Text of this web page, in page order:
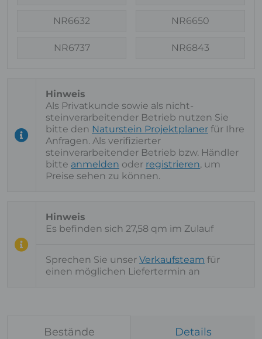
NR6632 NR6650
NR6737 NR6843
Als Privatkunde sowie als nicht-
steinverarbeitender Betrieb nutzen Sie
bitte den Naturstein Projektplaner für Ihre
Anfragen. Als verifizierter
steinverarbeitender Betrieb bzw. Händler
bitte anmelden oder registrieren, um
Preise sehen zu können.
Es befinden sich 27,58 qm im Zulauf
Sprechen Sie unser Verkaufsteam für
einen möglichen Liefertermin an
Bestände Details